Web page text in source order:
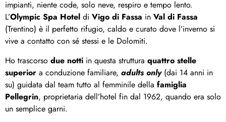
impianti, niente code, solo neve, respiro e tempo lento.
L’Olympic Spa Hotel di Vigo di Fassa in Val di Fassa
(Trentino) è il perfetto rifugio, caldo e curato dove l’inverno si
vive a contatto con sé stessi e le Dolomiti.
Ho trascorso due notti in questa struttura quattro stelle
superior a conduzione familiare, adults only(dai 14 anni in
su) guidata dal team tutto al femminile della famiglia
Pellegrin, proprietaria dell’hotel fin dal 1962, quando era solo
un semplice garni.